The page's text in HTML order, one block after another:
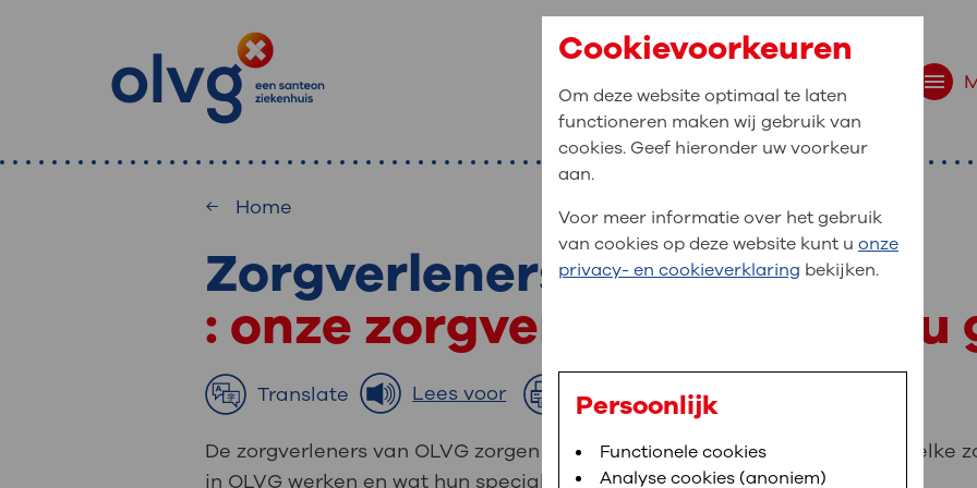
Primaire website navigatie
Home
Afdelingen
: waar bent u naar op
Zoekwoorden
Veel gezocht:Bloedafname,MijnOLVG,Digitalisering
MijnOLVG
: veilig en online uw medische gegevens
inzien
MijnOLVG is het patiëntenportaal van OLVG. In MijnOLVG kunt u uw medische
gegevens zien. Op elk moment, wanneer het u uitkomt. OLVG breidt MijnOLVG
Home
Zorgverleners
: onze zorgverleners helpen u
Translate Lees voor Afdrukken
De zorgverleners van OLVG zorgen goed voor u. U vindt op deze pagina welke
in OLVG werken en wat hun specialisme is.
Cookievoorkeuren
Om deze website optimaal te laten
functioneren maken wij gebruik van
cookies. Geef hieronder uw voorkeur
aan.
Voor meer informatie over het gebruik
van cookies op deze website kunt u onze
privacy- en cookieverklaring bekijken.
Persoonlijk
Functionele cookies
Analyse cookies (anoniem)